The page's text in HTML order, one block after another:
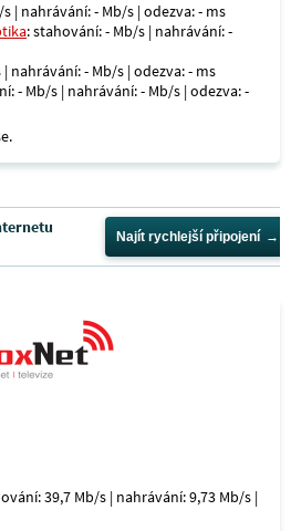
| nahrávání: - Mb/s | odezva: - ms
: stahování: - Mb/s | nahrávání: -
nahrávání: - Mb/s | odezva: - ms
- Mb/s | nahrávání: - Mb/s | odezva: -
Najít rychlejší připojení
39,7 Mb/s | nahrávání: 9,73 Mb/s |